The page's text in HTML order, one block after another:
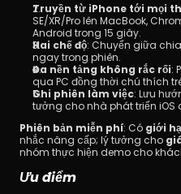
Truyền từ iPhone tới mọi
SE/XR/Pro lên MacBook,
Android trong 15 giây.
Hai chế độ: Chuyển giữa
ngay trong phiên.
Đa nền tảng không rắc rối:
qua PC đồng thời chú thích
Ghi phiên làm việc: Lưu
tưởng cho nhà phát triển iOS
Phiên bản miễn phí: Có giới
nhắc nâng cấp; lý tưởng cho
nhóm thực hiện demo cho
Ưu điểm